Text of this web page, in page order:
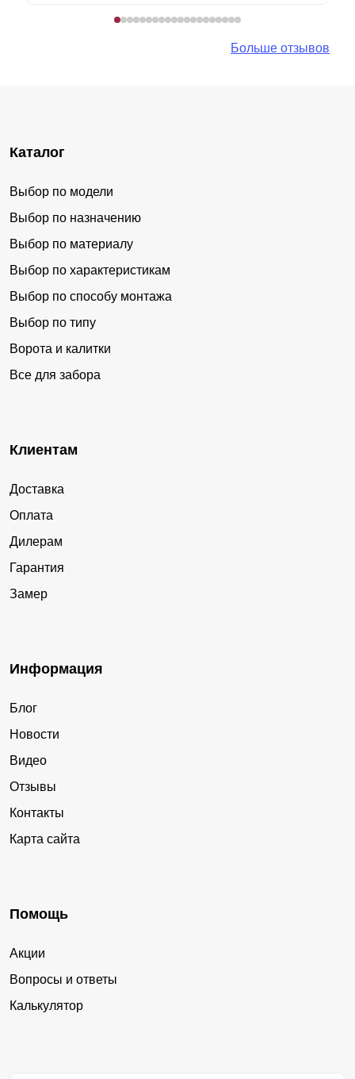
Больше отзывов
Каталог
Выбор по модели
Выбор по назначению
Выбор по материалу
Выбор по характеристикам
Выбор по способу монтажа
Выбор по типу
Ворота и калитки
Все для забора
Клиентам
Доставка
Оплата
Дилерам
Гарантия
Замер
Информация
Блог
Новости
Видео
Отзывы
Контакты
Карта сайта
Помощь
Акции
Вопросы и ответы
Калькулятор